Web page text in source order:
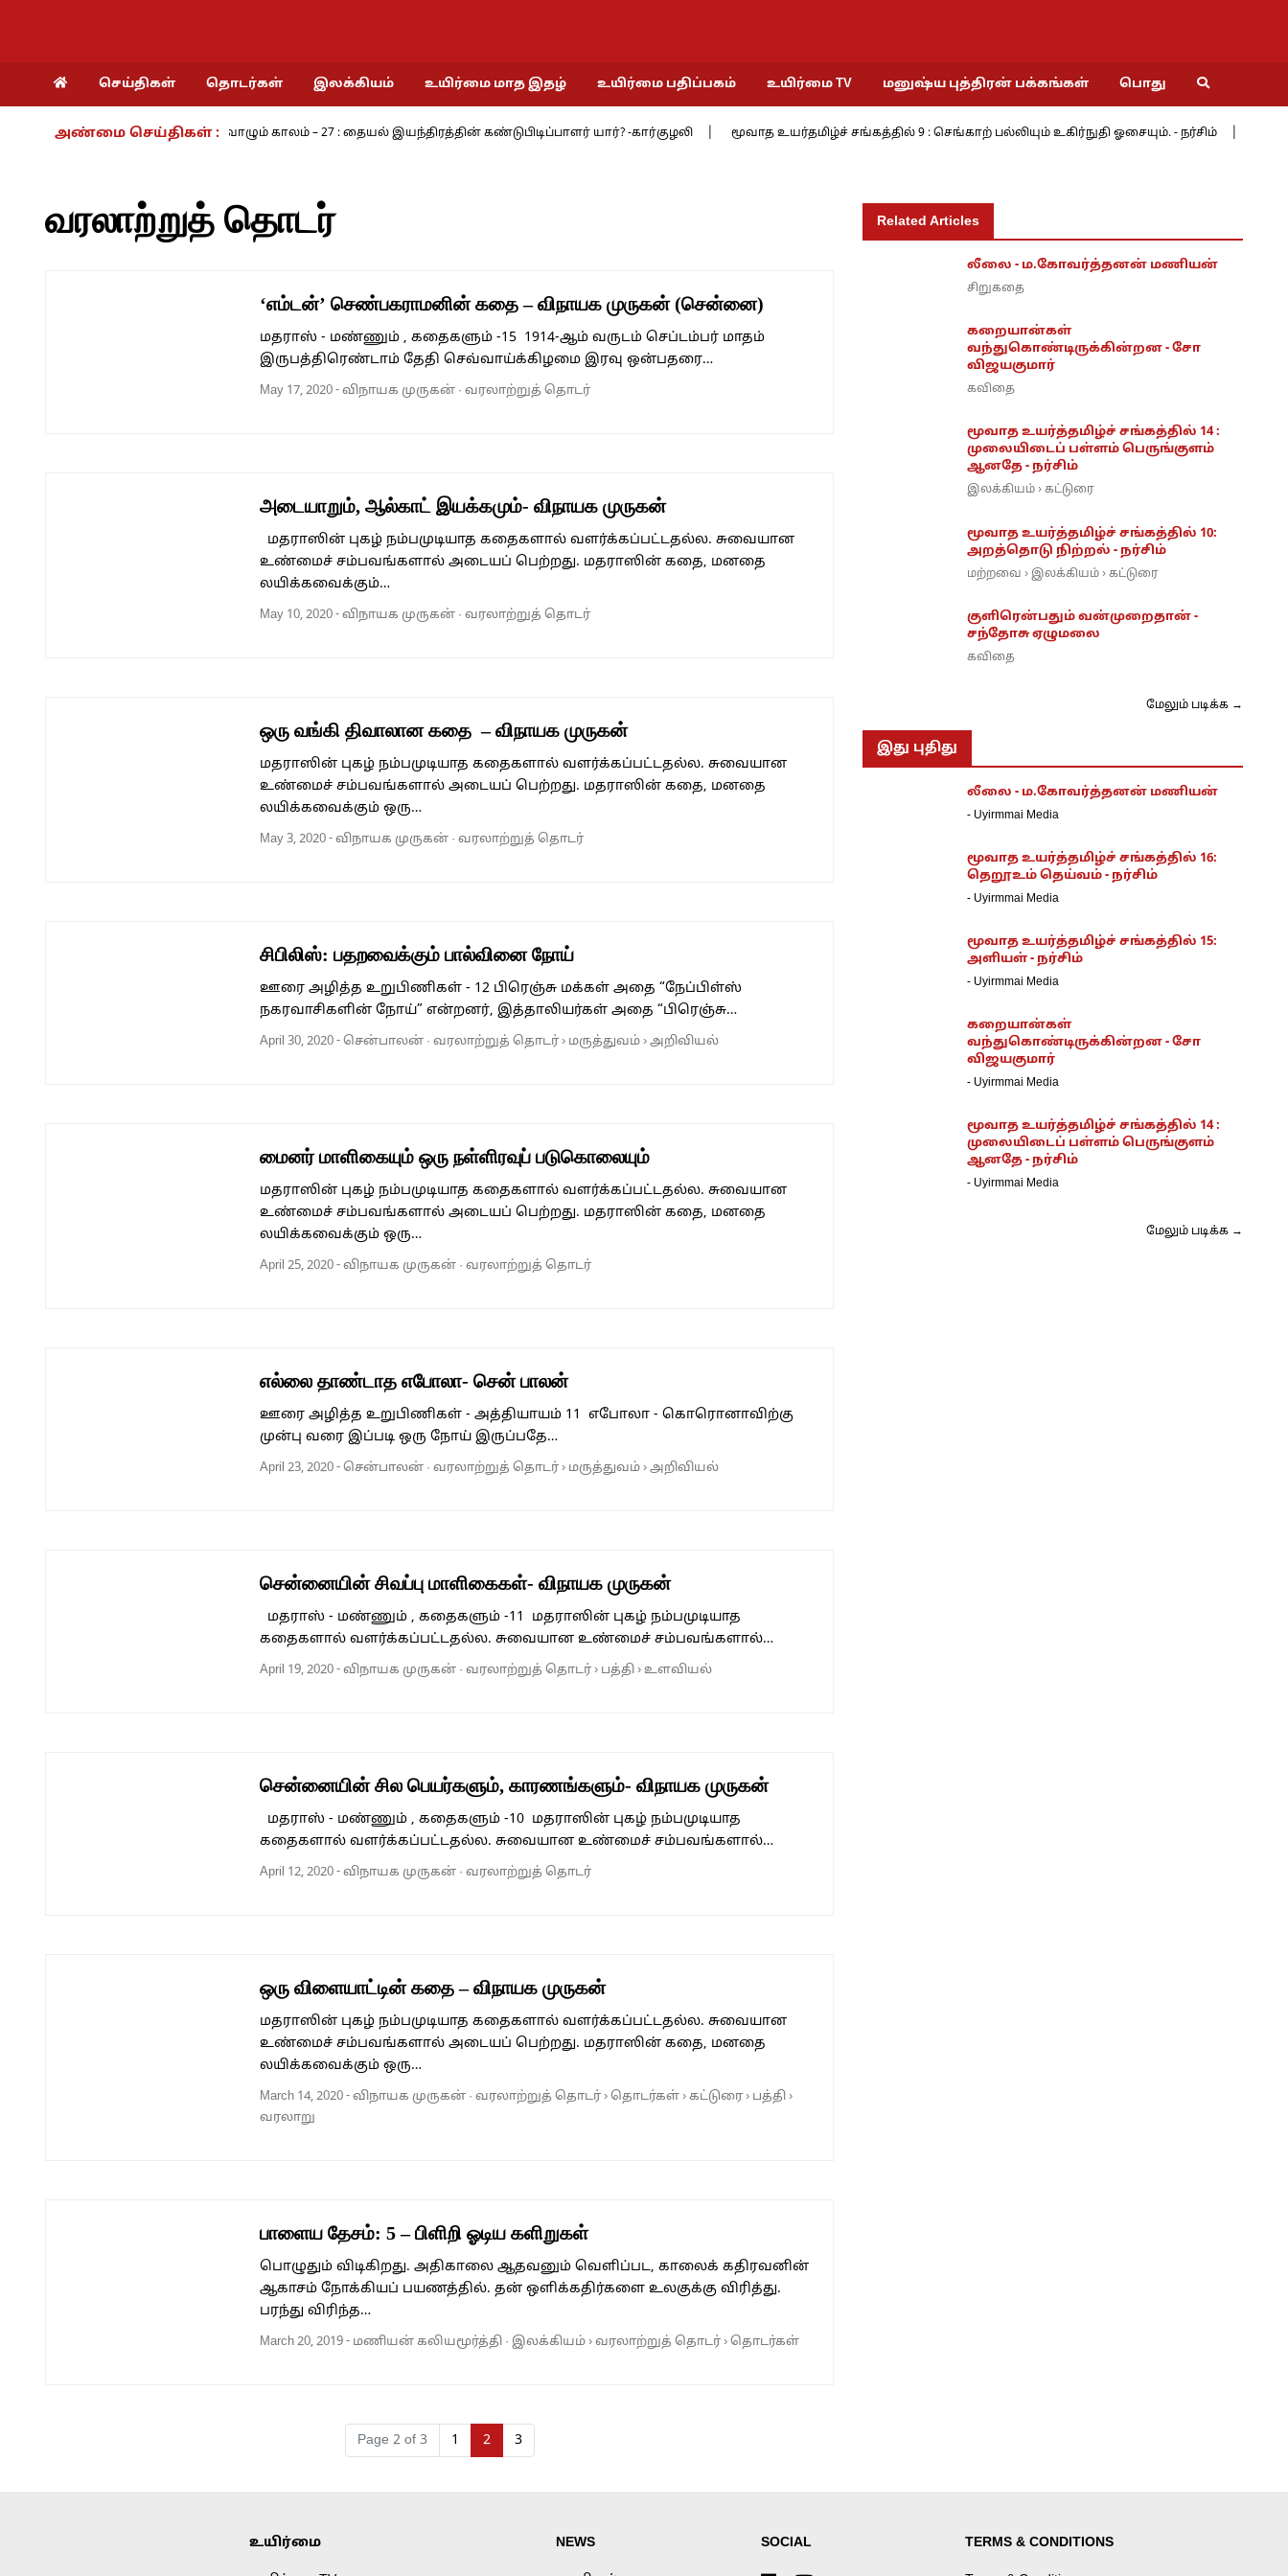
செய்திகள் தொடர்கள் இலக்கியம் உயிர்மை மாத இதழ் உயிர்மை பதிப்பகம் உயிர்மை TV மனுஷ்ய புத்திரன் பக்கங்கள் பொது
அண்மை செய்திகள் :
- அ.ராமசாமி நாம் வாழும் காலம் – 27 : தையல் இயந்திரத்தின் கண்டுபிடிப்பாளர் யார்? -கார்குழலி மூவாத உயர்தமிழ்ச் சங்கத்தில் 9 : செங்காற் பல்லியும் உகிர்நுதி ஓசையும். - நர்சிம்
வரலாற்றுத் தொடர்
‘எம்டன்’ செண்பகராமனின் கதை – விநாயக முருகன் (சென்னை)
மதராஸ் - மண்ணும் , கதைகளும் -15 1914-ஆம் வருடம் செப்டம்பர் மாதம்
இருபத்திரெண்டாம் தேதி செவ்வாய்க்கிழமை இரவு ஒன்பதரை…
May 17, 2020-விநாயக முருகன் ·வரலாற்றுத் தொடர்
அடையாறும், ஆல்காட் இயக்கமும்- விநாயக முருகன்
மதராஸின் புகழ் நம்பமுடியாத கதைகளால் வளர்க்கப்பட்டதல்ல. சுவையான
உண்மைச் சம்பவங்களால் அடையப் பெற்றது. மதராஸின் கதை, மனதை
லயிக்கவைக்கும்…
May 10, 2020-விநாயக முருகன் ·வரலாற்றுத் தொடர்
ஒரு வங்கி திவாலான கதை – விநாயக முருகன்
மதராஸின் புகழ் நம்பமுடியாத கதைகளால் வளர்க்கப்பட்டதல்ல. சுவையான
உண்மைச் சம்பவங்களால் அடையப் பெற்றது. மதராஸின் கதை, மனதை
லயிக்கவைக்கும் ஒரு…
May 3, 2020-விநாயக முருகன் ·வரலாற்றுத் தொடர்
சிபிலிஸ்: பதறவைக்கும் பால்வினை நோய்
ஊரை அழித்த உறுபிணிகள் - 12 பிரெஞ்சு மக்கள் அதை “நேப்பிள்ஸ்
நகரவாசிகளின் நோய்” என்றனர், இத்தாலியர்கள் அதை “பிரெஞ்சு…
April 30, 2020-சென்பாலன் ·வரலாற்றுத் தொடர்› மருத்துவம்›அறிவியல்
மைனர் மாளிகையும் ஒரு நள்ளிரவுப் படுகொலையும்
மதராஸின் புகழ் நம்பமுடியாத கதைகளால் வளர்க்கப்பட்டதல்ல. சுவையான
உண்மைச் சம்பவங்களால் அடையப் பெற்றது. மதராஸின் கதை, மனதை
லயிக்கவைக்கும் ஒரு…
April 25, 2020-விநாயக முருகன் ·வரலாற்றுத் தொடர்
எல்லை தாண்டாத எபோலா- சென் பாலன்
ஊரை அழித்த உறுபிணிகள் - அத்தியாயம் 11 எபோலா - கொரொனாவிற்கு
முன்பு வரை இப்படி ஒரு நோய் இருப்பதே…
April 23, 2020-சென்பாலன் ·வரலாற்றுத் தொடர்› மருத்துவம்›அறிவியல்
சென்னையின் சிவப்பு மாளிகைகள்- விநாயக முருகன்
மதராஸ் - மண்ணும் , கதைகளும் -11 மதராஸின் புகழ் நம்பமுடியாத
கதைகளால் வளர்க்கப்பட்டதல்ல. சுவையான உண்மைச் சம்பவங்களால்…
April 19, 2020-விநாயக முருகன் ·வரலாற்றுத் தொடர்› பத்தி›உளவியல்
சென்னையின் சில பெயர்களும், காரணங்களும்- விநாயக முருகன்
மதராஸ் - மண்ணும் , கதைகளும் -10 மதராஸின் புகழ் நம்பமுடியாத
கதைகளால் வளர்க்கப்பட்டதல்ல. சுவையான உண்மைச் சம்பவங்களால்…
April 12, 2020-விநாயக முருகன் ·வரலாற்றுத் தொடர்
ஒரு விளையாட்டின் கதை – விநாயக முருகன்
மதராஸின் புகழ் நம்பமுடியாத கதைகளால் வளர்க்கப்பட்டதல்ல. சுவையான
உண்மைச் சம்பவங்களால் அடையப் பெற்றது. மதராஸின் கதை, மனதை
லயிக்கவைக்கும் ஒரு…
March 14, 2020-விநாயக முருகன் ·வரலாற்றுத் தொடர்›தொடர்கள்›கட்டுரை› பத்தி›
வரலாறு
பாளைய தேசம்: 5 – பிளிறி ஓடிய களிறுகள்
பொழுதும் விடிகிறது. அதிகாலை ஆதவனும் வெளிப்பட, காலைக் கதிரவனின்
ஆகாசம் நோக்கியப் பயணத்தில். தன் ஒளிக்கதிர்களை உலகுக்கு விரித்து.
பரந்து விரிந்த…
March 20, 2019- மணியன் கலியமூர்த்தி · இலக்கியம்›வரலாற்றுத் தொடர்›தொடர்கள்
Page 2 of 3 Page
1 Current Page
2 Page
3
Related Articles
லீலை - ம.கோவர்த்தனன் மணியன்
சிறுகதை
கறையான்கள்
வந்துகொண்டிருக்கின்றன - சோ
விஜயகுமார்
கவிதை
மூவாத உயர்த்தமிழ்ச் சங்கத்தில் 14 :
முலையிடைப் பள்ளம் பெருங்குளம்
ஆனதே - நர்சிம்
இலக்கியம் › கட்டுரை
மூவாத உயர்த்தமிழ்ச் சங்கத்தில் 10:
அறத்தொடு நிற்றல் - நர்சிம்
மற்றவை › இலக்கியம் › கட்டுரை
குளிரென்பதும் வன்முறைதான் -
சந்தோசு ஏழுமலை
கவிதை
மேலும் படிக்க →
இது புதிது
லீலை - ம.கோவர்த்தனன் மணியன்
- Uyirmmai Media
மூவாத உயர்த்தமிழ்ச் சங்கத்தில் 16:
தெறூஉம் தெய்வம் - நர்சிம்
- Uyirmmai Media
மூவாத உயர்த்தமிழ்ச் சங்கத்தில் 15:
அளியள் - நர்சிம்
- Uyirmmai Media
கறையான்கள்
வந்துகொண்டிருக்கின்றன - சோ
விஜயகுமார்
- Uyirmmai Media
மூவாத உயர்த்தமிழ்ச் சங்கத்தில் 14 :
முலையிடைப் பள்ளம் பெருங்குளம்
ஆனதே - நர்சிம்
- Uyirmmai Media
மேலும் படிக்க →
உயிர்மை NEWS SOCIAL TERMS & CONDITIONS